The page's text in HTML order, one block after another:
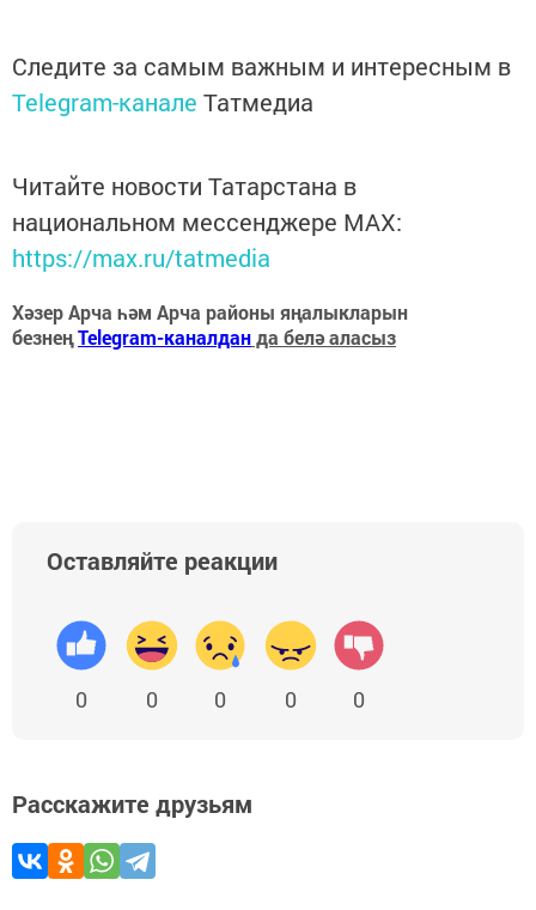
Следите за самым важным и интересным в
Telegram-канале Татмедиа
Читайте новости Татарстана в
национальном мессенджере MАХ:
https://max.ru/tatmedia
Хәзер Арча һәм Арча районы яңалыкларын
безнеңTelegram-каналданда белә аласыз
Оставляйте реакции
0 0 0 0 0
Расскажите друзьям